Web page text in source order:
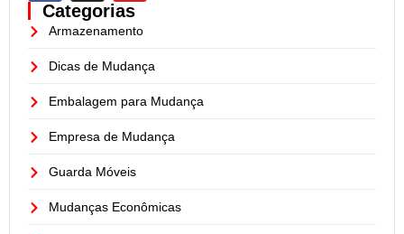
Categorias
Armazenamento
Dicas de Mudança
Embalagem para Mudança
Empresa de Mudança
Guarda Móveis
Mudanças Econômicas